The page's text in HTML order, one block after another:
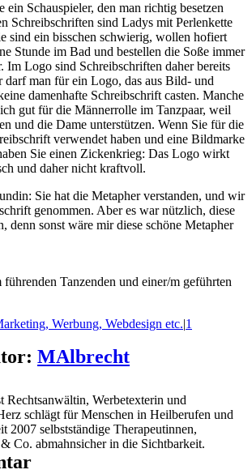
ein Schauspieler, den man richtig besetzen
Schreibschriften sind Ladys mit Perlenkette
sind ein bisschen schwierig, wollen hofiert
Stunde im Bad und bestellen die Soße immer
Im Logo sind Schreibschriften daher bereits
darf man für ein Logo, das aus Bild- und
damenhafte Schreibschrift casten. Manche
gut für die Männerrolle im Tanzpaar, weil
und die Dame unterstützen. Wenn Sie für die
verwendet haben und eine Bildmarke
Sie einen Zickenkrieg: Das Logo wirkt
und daher nicht kraftvoll.
Sie hat die Metapher verstanden, und wir
genommen. Aber es war nützlich, diese
denn sonst wäre mir diese schöne Metapher
Tanzenden und einer/m geführten
Werbung, Webdesign etc.|1
MAlbrecht
Rechtsanwältin, Werbetexterin und
schlägt für Menschen in Heilberufen und
2007 selbstständige Therapeutinnen,
Co. abmahnsicher in die Sichtbarkeit.